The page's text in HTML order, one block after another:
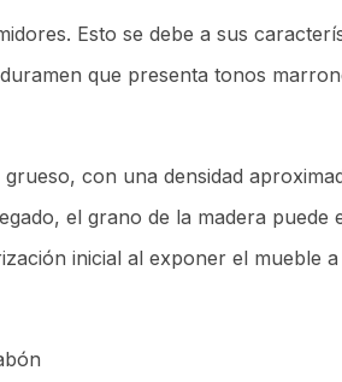
Esto se debe a sus
que presenta tonos
con una densidad
el grano de la madera puede
inicial al exponer el mueble